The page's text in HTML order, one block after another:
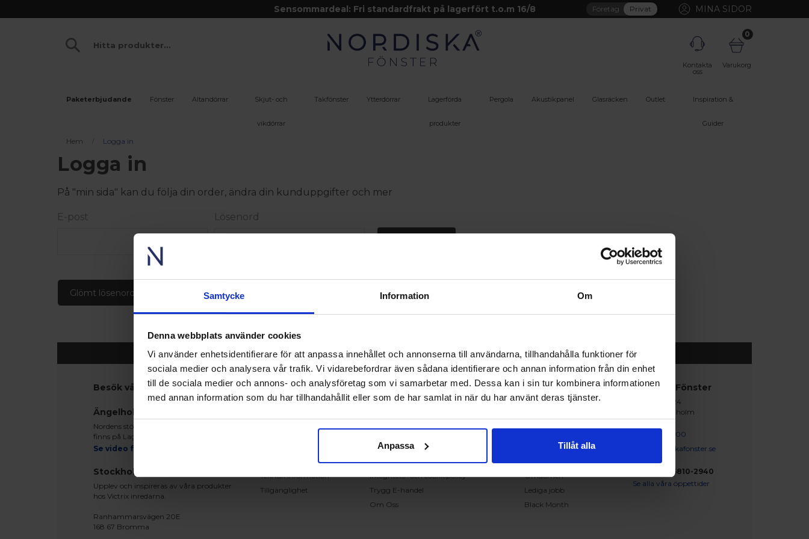
Samtycke Information Om
Denna webbplats använder cookies
Vi använder enhetsidentifierare för att anpassa innehållet och annonserna till användarna, tillhandahålla funktioner för
sociala medier och analysera vår trafik. Vi vidarebefordrar även sådana identifierare och annan information från din enhet
till de sociala medier och annons- och analysföretag som vi samarbetar med. Dessa kan i sin tur kombinera informationen
med annan information som du har tillhandahållit eller som de har samlat in när du har använt deras tjänster.
Anpassa Tillåt alla
Sensommardeal: Fri standardfrakt på lagerfört t.o.m 16/8 Företag Privat MINA SIDOR
Kontakta
oss
0
Varukorg
Paketerbjudande Fönster Altandörrar Skjut- och
vikdörrar
Takfönster Ytterdörrar Lagerförda
produkter
Pergola Akustikpanel Glasräcken Outlet Inspiration &
Guider
Hem Logga in
Logga in
På "min sida" kan du följa din order, ändra din kunduppgifter och mer
E-post Lösenord
Glömt lösenord Skapa konto
RING OSS PÅ 0431 - 37 14 00
Besök våra utställningar
Ängelholm
Nordens största fönsterutställning
finns på Lagegatan 24 i Ängelholm
Se video från vårt showroom
Stockholm
Upplev och inspireras av våra produkter
hos Victrix inredarna.
Ranhammarsvägen 20E
168 67 Bromma
Kundservice
Kontakta oss
Beställning och offert
Monteringsanvisningar
Teknisk information
Tillgänglighet
Handla på Nordiska Fönster
Köpvillkor
Om ditt köp
Betalnings & leveransvillkor
Ångerrätt & återbetalning
Garantier
Integritets- och cookiepolicy
Trygg E-handel
Om Oss
Snabblänkar
Monterat och klart
Inspiration
Vanliga frågor och svar
Återförsäljare
Omdömen
Lediga jobb
Black Month
Nordiska Fönster
Lagegatan 24
262 71 Ängelholm
0431 - 37 14 00
info@nordiskafonster.se
Org Nr: 556810-2940
Se alla våra öppettider